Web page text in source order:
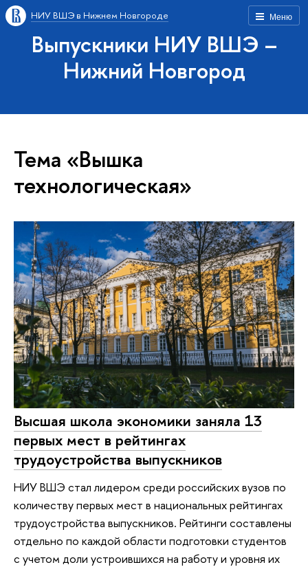
Меню
НИУ ВШЭ в Нижнем Новгороде
Выпускники НИУ ВШЭ –
Нижний Новгород
Тема «Вышка
технологическая»
Высшая школа экономики заняла 13
первых мест в рейтингах
трудоустройства выпускников
НИУ ВШЭ стал лидером среди российских вузов по
количеству первых мест в национальных рейтингах
трудоустройства выпускников. Рейтинги составлены
отдельно по каждой области подготовки студентов
с учетом доли устроившихся на работу и уровня их